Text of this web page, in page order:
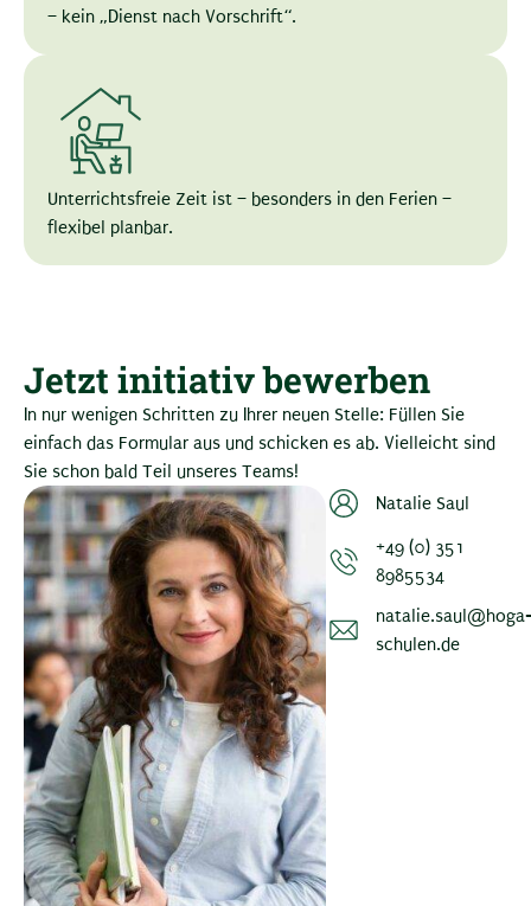
– kein „Dienst nach Vorschrift“.
Unterrichtsfreie Zeit ist – besonders in den Ferien –
flexibel planbar.
Jetzt initiativ bewerben
In nur wenigen Schritten zu Ihrer neuen Stelle: Füllen Sie
einfach das Formular aus und schicken es ab. Vielleicht sind
Sie schon bald Teil unseres Teams!
Natalie Saul
+49 (0) 351
8985534
schulen.de